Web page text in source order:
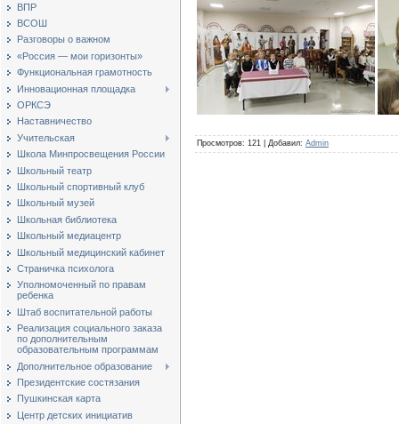
ВПР
ВСОШ
Разговоры о важном
«Россия — мои горизонты»
Функциональная грамотность
Инновационная площадка
ОРКСЭ
Наставничество
Учительская
Школа Минпросвещения России
Школьный театр
Школьный спортивный клуб
Школьный музей
Школьная библиотека
Школьный медиацентр
Школьный медицинский кабинет
Страничка психолога
Уполномоченный по правам
ребенка
Штаб воспитательной работы
Реализация социального заказа
по дополнительным
образовательным программам
Дополнительное образование
Президентские состязания
Пушкинская карта
Центр детских инициатив
Просмотров: 121 Добавил: Admin